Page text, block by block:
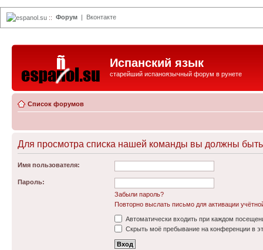
espanol.su :: Форум | Вконтакте
Испанский язык
старейший испаноязычный форум в рунете
Список форумов
Для просмотра списка нашей команды вы должны
Имя пользователя:
Пароль:
Забыли пароль?
Повторно выслать письмо для активации
Автоматически входить при каждом
Скрыть моё пребывание на конференции в